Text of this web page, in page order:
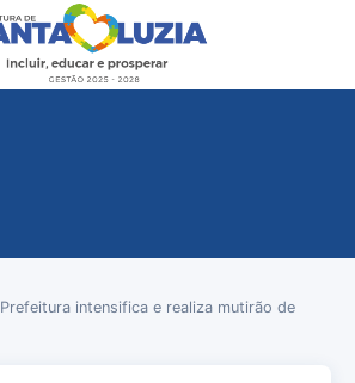
Prefeitura intensifica e realiza mutirão de